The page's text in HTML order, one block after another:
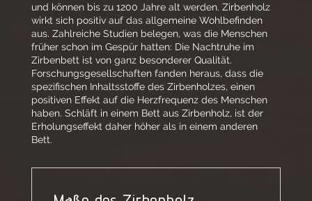
und können bis zu 1200 Jahre alt werden. Zirbenholz
wirkt sich positiv auf das allgemeine Wohlbefinden
aus. Zahlreiche Studien belegen, was die Menschen
früher schon im Gespür hatten: Die Nachtruhe im
Zirbenbett ist von ganz besonderer Qualität.
Forschungsgesellschaften fanden heraus, dass die
spezifischen Inhaltsstoffe des Zirbenholzes, einen
positiven Effekt auf die Herzfrequenz des Menschen
haben. Schläft in einem Bett aus Zirbenholz, ist der
Erholungseffekt daher höher als in einem anderen
Bett.